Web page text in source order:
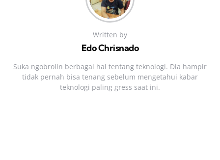
Written by
Edo Chrisnado
Suka ngobrolin berbagai hal tentang teknologi. Dia hampir
tidak pernah bisa tenang sebelum mengetahui kabar
teknologi paling gress saat ini.